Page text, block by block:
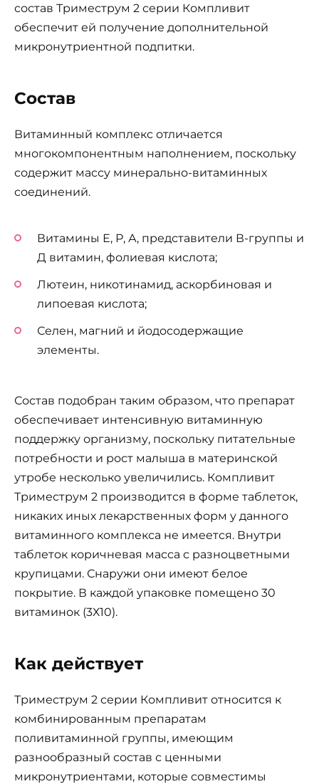
состав Триместрум 2 серии Компливит
обеспечит ей получение дополнительной
микронутриентной подпитки.
Состав
Витаминный комплекс отличается
многокомпонентным наполнением, поскольку
содержит массу минерально-витаминных
соединений.
Витамины Е, Р, А, представители В-группы и
Д витамин, фолиевая кислота;
Лютеин, никотинамид, аскорбиновая и
липоевая кислота;
Селен, магний и йодосодержащие
элементы.
Состав подобран таким образом, что препарат
обеспечивает интенсивную витаминную
поддержку организму, поскольку питательные
потребности и рост малыша в материнской
утробе несколько увеличились. Компливит
Триместрум 2 производится в форме таблеток,
никаких иных лекарственных форм у данного
витаминного комплекса не имеется. Внутри
таблеток коричневая масса с разноцветными
крупицами. Снаружи они имеют белое
покрытие. В каждой упаковке помещено 30
витаминок (3Х10).
Как действует
Триместрум 2 серии Компливит относится к
комбинированным препаратам
поливитаминной группы, имеющим
разнообразный состав с ценными
микронутриентами, которые совместимы